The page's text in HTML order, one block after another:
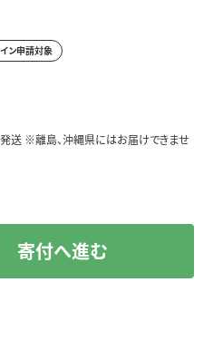
イン申請対象
送 ※離島、沖縄県にはお届けできませ
寄付へ進む